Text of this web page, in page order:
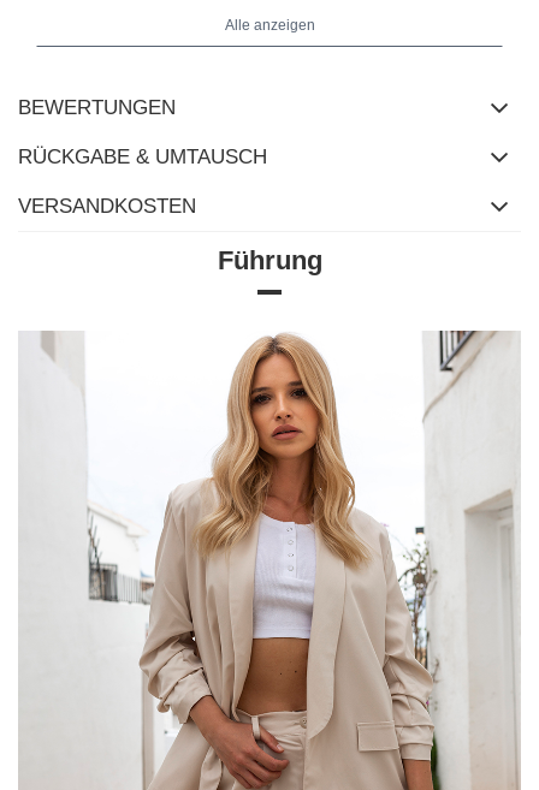
Maße flach gemessen (+/- 1cm)
S M
[F] Taillenumfang 66 68
[G] Hüftumfang 104 108 108
[H] Innenbeinlänge 70
[J] Gesamtlänge 97 100 100 102
Alle anzeigen
BEWERTUNGEN
RÜCKGABE & UMTAUSCH
VERSANDKOSTEN
Führung